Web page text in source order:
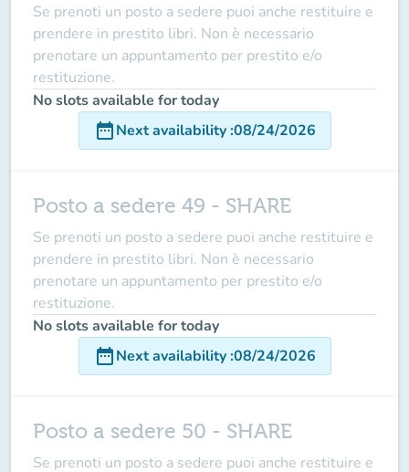
Se prenoti un posto a sedere puoi anche restituire e
prendere in prestito libri. Non è necessario
prenotare un appuntamento per prestito e/o
restituzione.
No slots available for today
date_rangeNext availability:08/24/2026
Posto a sedere 49 - SHARE
Se prenoti un posto a sedere puoi anche restituire e
prendere in prestito libri. Non è necessario
prenotare un appuntamento per prestito e/o
restituzione.
No slots available for today
date_rangeNext availability:08/24/2026
Posto a sedere 50 - SHARE
Se prenoti un posto a sedere puoi anche restituire e